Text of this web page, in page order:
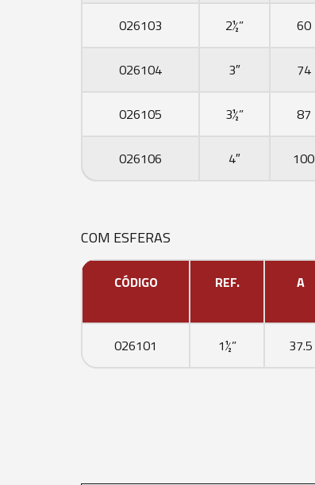
026103 2½” 60
026104 3″ 74
026105 3½” 87
026106 4″ 100
COM ESFERAS
CÓDIGO REF. A
026101 1½” 37.5